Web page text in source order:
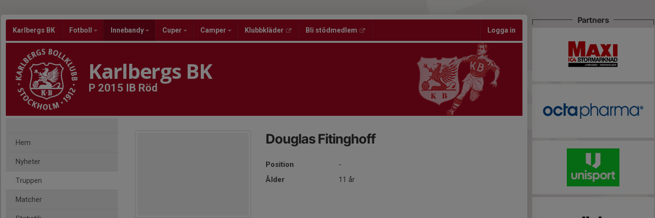
Karlbergs BK Fotboll Innebandy Cuper Camper Klubbkläder Bli stödmedlem Logga in
Karlbergs BK
P 2015 IB Röd
Hem
Nyheter
Truppen
Matcher
Douglas Fitinghoff
Position
-
Ålder
11 år
Partners